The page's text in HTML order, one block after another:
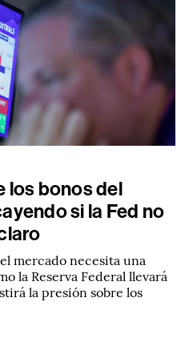
los bonos del
si la Fed no
mercado necesita una
la Reserva Federal llevará
la presión sobre los